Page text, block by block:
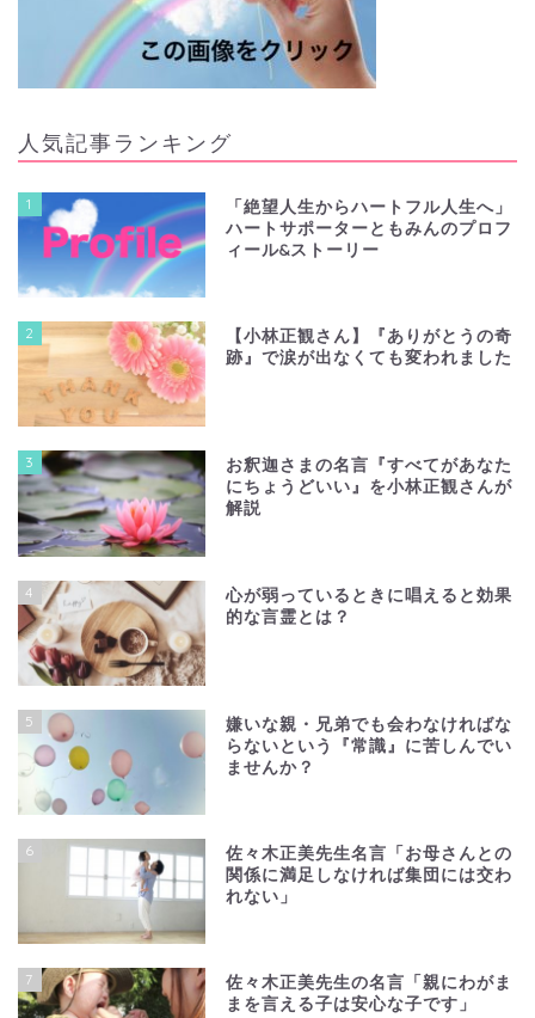
人気記事ランキング
1
「絶望人生からハートフル人生へ」
ハートサポーターともみんのプロフ
ィール&ストーリー
2
【小林正観さん】『ありがとうの奇
跡』で涙が出なくても変われました
3
お釈迦さまの名言『すべてがあなた
にちょうどいい』を小林正観さんが
解説
4
心が弱っているときに唱えると効果
的な言霊とは？
5
嫌いな親・兄弟でも会わなければな
らないという『常識』に苦しんでい
ませんか？
6
佐々木正美先生名言「お母さんとの
関係に満足しなければ集団には交わ
れない」
7
佐々木正美先生の名言「親にわがま
まを言える子は安心な子です」